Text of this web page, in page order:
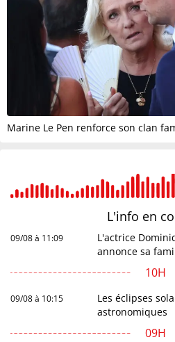
Marine Le Pen renforce son clan
L'info en
09/08 à 11:09
L'actrice
annonce sa
10H
09/08 à 10:15
Les éclipses
astronomiques
09H